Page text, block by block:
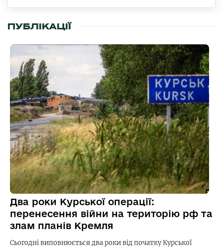
ПУБЛІКАЦІЇ
Два роки Курської операції:
перенесення війни на територію рф та
злам планів Кремля
Сьогодні виповнюється два роки від початку Курської